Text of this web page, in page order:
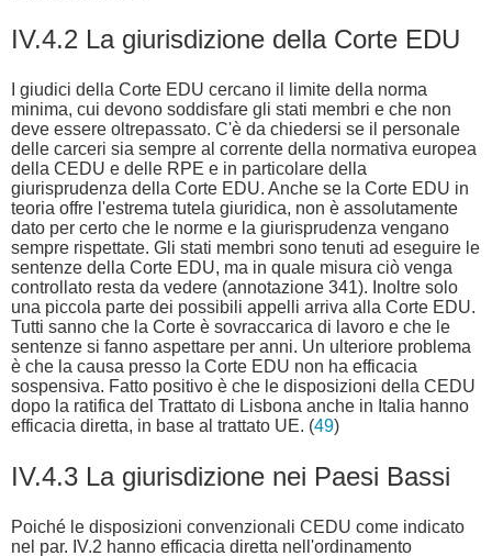
IV.4.2 La giurisdizione della Corte EDU
I giudici della Corte EDU cercano il limite della norma
minima, cui devono soddisfare gli stati membri e che non
deve essere oltrepassato. C'è da chiedersi se il personale
delle carceri sia sempre al corrente della normativa europea
della CEDU e delle RPE e in particolare della
giurisprudenza della Corte EDU. Anche se la Corte EDU in
teoria offre l'estrema tutela giuridica, non è assolutamente
dato per certo che le norme e la giurisprudenza vengano
sempre rispettate. Gli stati membri sono tenuti ad eseguire le
sentenze della Corte EDU, ma in quale misura ciò venga
controllato resta da vedere (annotazione 341). Inoltre solo
una piccola parte dei possibili appelli arriva alla Corte EDU.
Tutti sanno che la Corte è sovraccarica di lavoro e che le
sentenze si fanno aspettare per anni. Un ulteriore problema
è che la causa presso la Corte EDU non ha efficacia
sospensiva. Fatto positivo è che le disposizioni della CEDU
dopo la ratifica del Trattato di Lisbona anche in Italia hanno
efficacia diretta, in base al trattato UE. (49)
IV.4.3 La giurisdizione nei Paesi Bassi
Poiché le disposizioni convenzionali CEDU come indicato
nel par. IV.2 hanno efficacia diretta nell'ordinamento